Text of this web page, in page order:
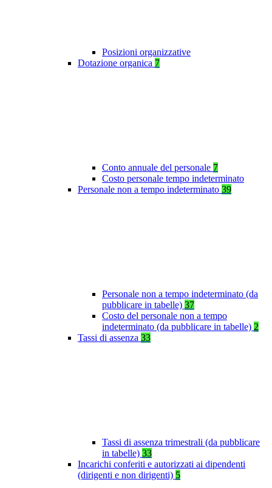
Posizioni organizzative
Dotazione organica 7
Conto annuale del personale 7
Costo personale tempo indeterminato
Personale non a tempo indeterminato 39
Personale non a tempo indeterminato (da
pubblicare in tabelle) 37
Costo del personale non a tempo
indeterminato (da pubblicare in tabelle) 2
Tassi di assenza 33
Tassi di assenza trimestrali (da pubblicare
in tabelle) 33
Incarichi conferiti e autorizzati ai dipendenti
(dirigenti e non dirigenti) 5